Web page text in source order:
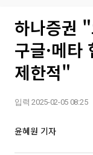
하나증권
구글·메
제한적"
입력 2025-02-05 08:25
윤혜원 기자